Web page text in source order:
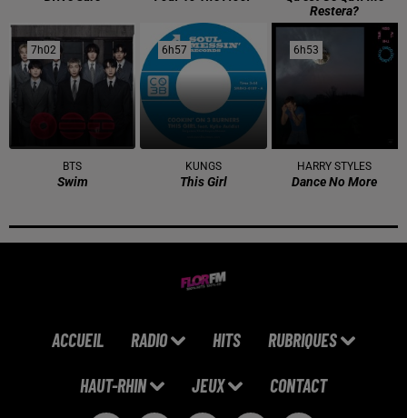
Restera?
7h02
7h02
BTS
Swim
6h57
6h57
KUNGS
This Girl
6h53
6h53
HARRY STYLES
Dance No More
ACCUEIL RADIO HITS RUBRIQUES
HAUT-RHIN JEUX CONTACT